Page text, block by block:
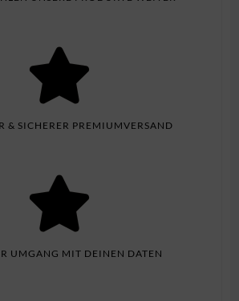
& SICHERER PREMIUMVERSAND
UMGANG MIT DEINEN DATEN